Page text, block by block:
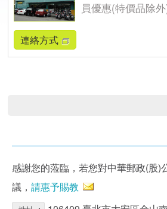
員優惠(特價品除外)
連絡方式
感謝您的蒞臨，若您對中華郵政(股)
議， 請惠予賜教